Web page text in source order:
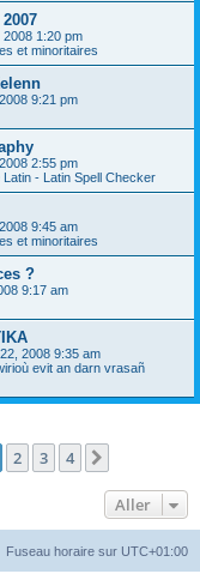
1:20 pm
et minoritaires
9:21 pm
2:55 pm
- Latin Spell Checker
9:45 am
et minoritaires
?
9:17 am
2008 9:35 am
evit an darn vrasañ
2 3 4
Aller
Fuseau horaire sur UTC+01:00